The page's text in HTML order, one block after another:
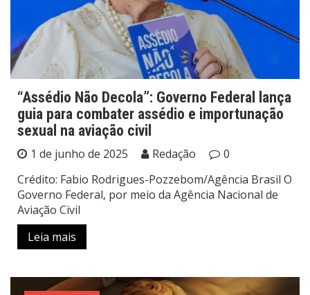
“Assédio Não Decola”: Governo Federal lança
guia para combater assédio e importunação
sexual na aviação civil
1 de junho de 2025 Redação
0
Crédito: Fabio Rodrigues-Pozzebom/Agência Brasil O
Governo Federal, por meio da Agência Nacional de
Aviação Civil
Leia mais